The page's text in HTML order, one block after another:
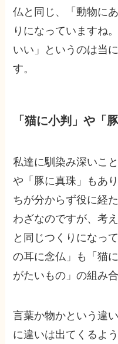
仏と同じ、「動物に
りになっていますね
いい」というのは当
す。
「猫に小判」や「
私達に馴染み深いこ
や「豚に真珠」もあ
ちが分からず役に経
わざなのですが、考
と同じつくりになっ
の耳に念仏」も「猫
がたいもの」の組み
言葉か物かという違
に違いは出てくるよ